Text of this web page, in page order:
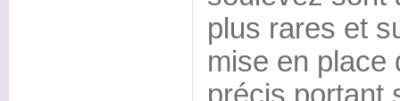
plus rares et
mise en place